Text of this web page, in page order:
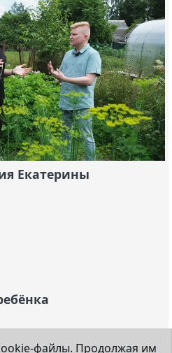
Екатерины
файлы. Продолжая им